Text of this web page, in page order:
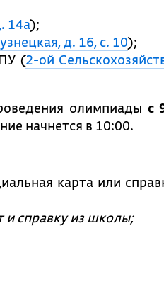
14а);
д. 16, с. 10);
(2-ой
олимпиады с
начнется в 10:00.
карта или
и справку из школы;